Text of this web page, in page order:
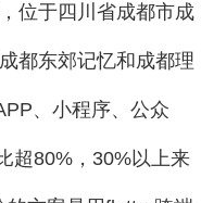
位于四川省成都市成
都东郊记忆和成都理
、小程序、公众
超80%，30%以上来